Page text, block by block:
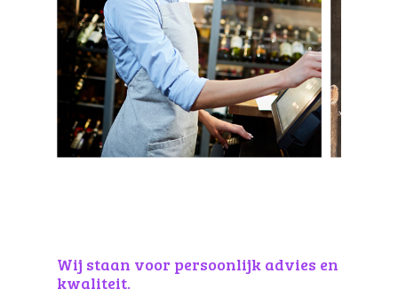
Wij staan voor persoonlijk advies en
kwaliteit.